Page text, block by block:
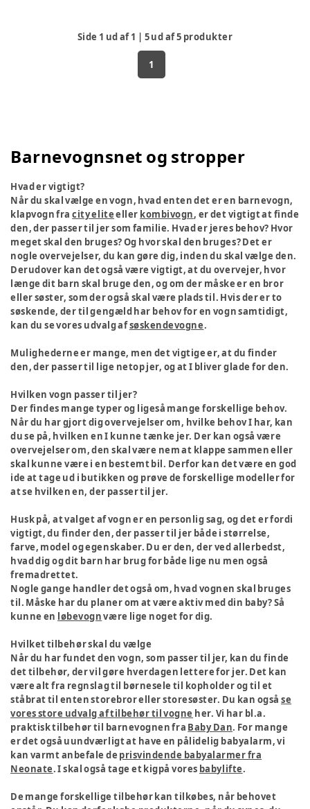
Side 1 ud af1 | 5ud af5 produkter
1
Barnevognsnet og stropper
Hvad er vigtigt?
Når du skal vælge en vogn, hvad enten det er en barnevogn,
klapvogn fracity eliteeller kombivogn, er det vigtigt at finde
den, der passer til jer som familie. Hvad er jeres behov? Hvor
meget skal den bruges? Og hvor skal den bruges? Det er
nogle overvejelser, du kan gøre dig, inden du skal vælge den.
Derudover kan det også være vigtigt, at du overvejer, hvor
længe dit barn skal bruge den, og om der måske er en bror
eller søster, som der også skal være plads til. Hvis der er to
søskende, der til gengæld har behov for en vogn samtidigt,
kan du se vores udvalg afsøskendevogne.
Mulighederne er mange, men det vigtige er, at du finder
den, der passer til lige netop jer, og at I bliver glade for den.
Hvilken vogn passer til jer?
Der findes mange typer og ligeså mange forskellige behov.
Når du har gjort dig overvejelser om, hvilke behov I har, kan
du se på, hvilken en I kunne tænke jer. Der kan også være
overvejelser om, den skal være nem at klappe sammen eller
skal kunne være i en bestemt bil. Derfor kan det være en god
ide at tage ud i butikken og prøve de forskellige modeller for
at se hvilken en, der passer til jer.
Husk på, at valget af vogn er en personlig sag, og det er fordi
vigtigt, du finder den, der passer til jer både i størrelse,
farve, model og egenskaber. Du er den, der ved allerbedst,
hvad dig og dit barn har brug for både lige nu men også
fremadrettet.
Nogle gange handler det også om, hvad vognen skal bruges
til. Måske har du planer om at være aktiv med din baby? Så
kunne en løbevognvære lige noget for dig.
Hvilket tilbehør skal du vælge
Når du har fundet den vogn, som passer til jer, kan du finde
det tilbehør, der vil gøre hverdagen lettere for jer. Det kan
være alt fra regnslag til børnesele til kopholder og til et
ståbrat til enten storebror eller storesøster. Du kan også se
vores store udvalg af tilbehør til vogne her. Vi har bl.a.
praktisk tilbehør til barnevognen fra Baby Dan. For mange
er det også uundværligt at have en pålidelig babyalarm, vi
kan varmt anbefale de prisvindende babyalarmer fra
Neonate. I skal også tage et kigpå vores babylifte.
De mange forskellige tilbehør kan tilkøbes, når behovet